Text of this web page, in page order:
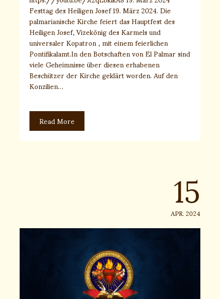
Festtag des Heiligen Josef 19. März 2024. Die
palmarianische Kirche feiert das Hauptfest des
Heiligen Josef, Vizekönig des Karmels und
universaler Kopatron , mit einem feierlichen
Pontifikalamt.In den Botschaften von El Palmar sind
viele Geheimnisse über diesen erhabenen
Beschützer der Kirche geklärt worden. Auf den
Konzilien…
Read More
15
APR. 2024